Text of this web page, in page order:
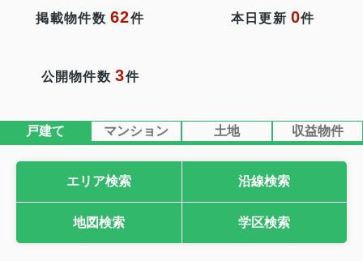
掲載物件数62件 本日更新0件
公開物件数3件
戸建て マンション 土地 収益物件
エリア検索 沿線検索
地図検索 学区検索